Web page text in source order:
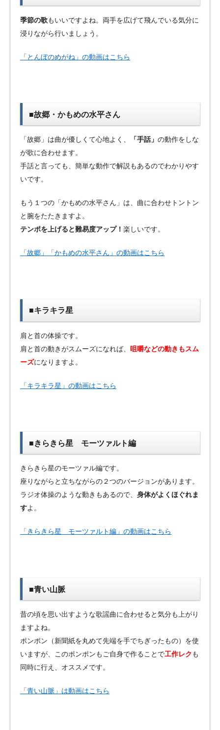
季節の歌もいいですよね。両手を広げて飛んでいる気分に
浸りながら行いましょう。
「とんぼのめがね」の動画はこちら
■故郷・かもめの水平さん
「故郷」は曲が優しくて心地よく、 「手話」 の動作をしな
が歌に合わせます。
手話と言っても、簡単な動作で解説もあるのでわかりやす
いです。
もう１つの「かもめの水平さん」は、曲に合わせトントン
と腕をたたきますよ。
テンポを上げると難易度アップ！ 楽しいです。
「故郷」「かもめの水平さん」の動画はこちら
■キラキラ星
肩と首の体操です。
肩と首の動きがスムーズになれば、
咀嚼などの動きもスム
ーズになりますよ。
「キラキラ星」の動画はこちら
■きらきら星 モーツァルト編
きらきら星のモーツァル編です。
座りながらと立ちながらの２つのバージョンがあります。
ラジオ体操のような動きもあるので、 身体がよくほぐれま
すよ。
「きらきら星 モーツァルト編」の動画はこちら
■青い山脈
昔の頃を思い出すような歌謡曲に合わせると気分も上がり
ますよね。
ポンポン（新聞紙を丸めて先端を手でちぎったもの）を使
いますが、このポンポンもご自身で作ることで工作レク も
同時に行え、オススメです。
「青い山脈」は動画はこちら